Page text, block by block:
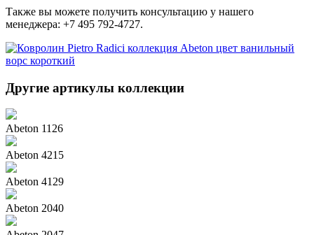
Также вы можете получить консультацию у нашего
менеджера: +7 495 792-4727.
Другие артикулы коллекции
Abeton 1126
Abeton 4215
Abeton 4129
Abeton 2040